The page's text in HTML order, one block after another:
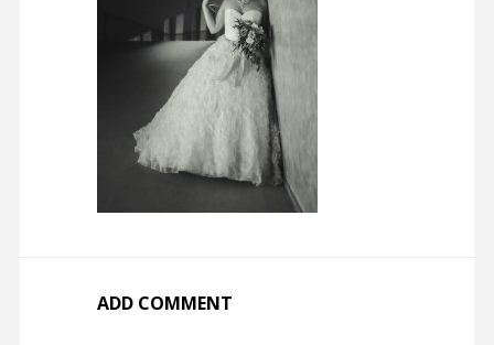
ADD COMMENT